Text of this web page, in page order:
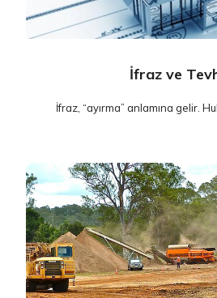
İfraz ve
İfraz, “ayırma” anlamına gelir.